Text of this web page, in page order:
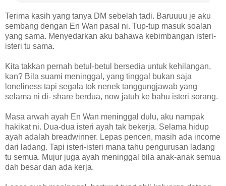
Terima kasih yang tanya DM sebelah tadi. Baruuuu je aku
sembang dengan En Wan pasal ni. Tup-tup masuk soalan
yang sama. Menyedarkan aku bahawa kebimbangan isteri-
isteri tu sama.
Kita takkan pernah betul-betul bersedia untuk kehilangan,
kan? Bila suami meninggal, yang tinggal bukan saja
loneliness tapi segala tok nenek tanggungjawab yang
selama ni di- share berdua, now jatuh ke bahu isteri sorang.
Masa arwah ayah En Wan meninggal dulu, aku nampak
hakikat ni. Dua-dua isteri ayah tak bekerja. Selama hidup
ayah adalah breadwinner. Lepas pencen, masih ada income
dari ladang. Tapi isteri-isteri mana tahu pengurusan ladang
tu semua. Mujur juga ayah meninggal bila anak-anak semua
dah besar dan ada kerja.